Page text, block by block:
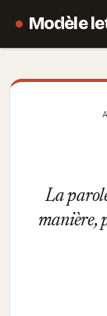
Modèle
La
manière,